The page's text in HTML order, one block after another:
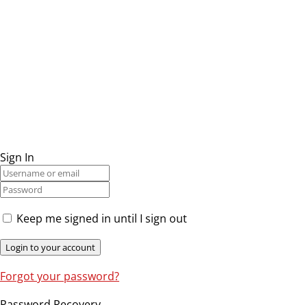
Sign In
Keep me signed in until I sign out
Forgot your password?